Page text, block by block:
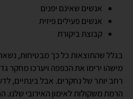
אנשים שאינם יפנים
אנשים פעילים פיזית
קבוצת ביקורת
בגלל שהתוצאות כל כך מבטיחות,
מישהו ירימו את הכפפה ויערכו מחקר
רחב יותר של נחקרים. אבל בינתיים,
הרמת משקולות לאימון האירובי שלנו.